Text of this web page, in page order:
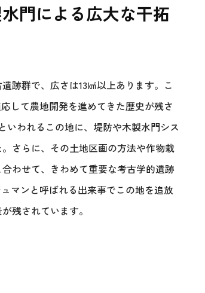
門による広大な干拓
跡群で、広さは13㎢以上あります。こ
して農地開発を進めてきた歴史が残さ
いわれるこの地に、堤防や木製水門シス
さらに、その土地区画の方法や作物栽
わせて、きわめて重要な考古学的遺跡
マンと呼ばれる出来事でこの地を追放
残されています。